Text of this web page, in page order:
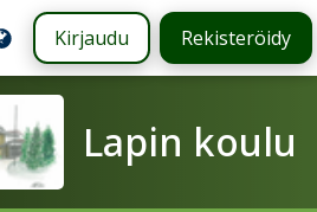
Kirjaudu Rekisteröidy
Lapin koulu